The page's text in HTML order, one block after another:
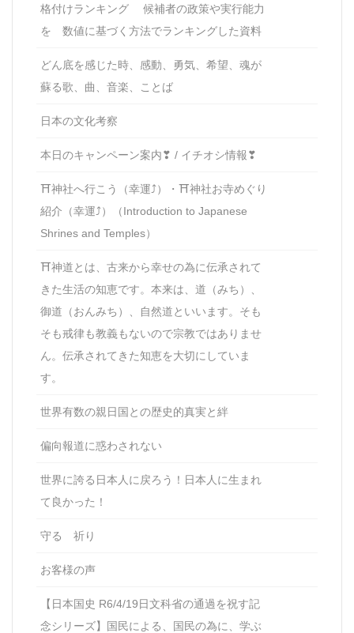
格付けランキング 候補者の政策や実行能力
を 数値に基づく方法でランキングした資料
どん底を感じた時、感動、勇気、希望、魂が
蘇る歌、曲、音楽、ことば
日本の文化考察
本日のキャンペーン案内❣ / イチオシ情報❣
⛩神社へ行こう（幸運⤴）・⛩神社お寺めぐり
紹介（幸運⤴）（Introduction to Japanese
Shrines and Temples）
⛩神道とは、古来から幸せの為に伝承されて
きた生活の知恵です。本来は、道（みち）、
御道（おんみち）、自然道といいます。そも
そも戒律も教義もないので宗教ではありませ
ん。伝承されてきた知恵を大切にしていま
す。
世界有数の親日国との歴史的真実と絆
偏向報道に惑わされない
世界に誇る日本人に戻ろう！日本人に生まれ
て良かった！
守る 祈り
お客様の声
【日本国史 R6/4/19日文科省の通過を祝す記
念シリーズ】国民による、国民の為に、学ぶ